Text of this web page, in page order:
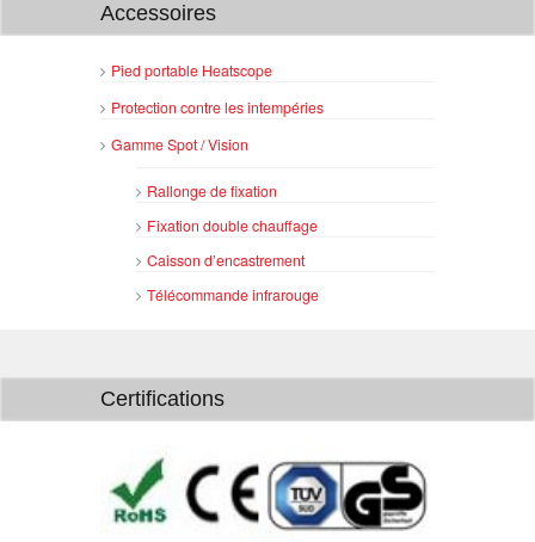
Accessoires
Pied portable Heatscope
Protection contre les intempéries
Gamme Spot / Vision
Rallonge de fixation
Fixation double chauffage
Caisson d’encastrement
Télécommande infrarouge
Certifications